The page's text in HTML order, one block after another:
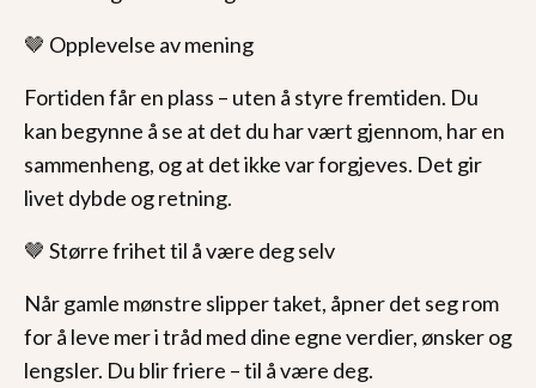
🤎 Opplevelse av mening
Fortiden får en plass – uten å styre fremtiden. Du
kan begynne å se at det du har vært gjennom, har en
sammenheng, og at det ikke var forgjeves. Det gir
livet dybde og retning.
🤎 Større frihet til å være deg selv
Når gamle mønstre slipper taket, åpner det seg rom
for å leve mer i tråd med dine egne verdier, ønsker og
lengsler. Du blir friere – til å være deg.